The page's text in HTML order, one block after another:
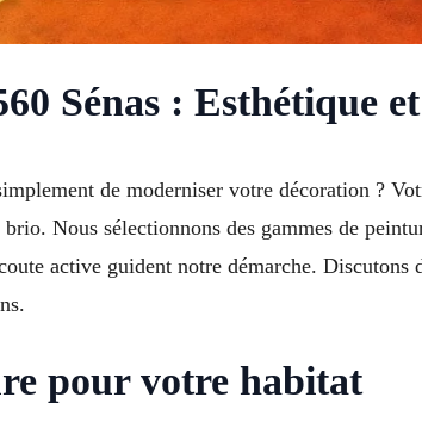
Sénas : Esthétique
de moderniser votre décoration ?
Nous sélectionnons des gammes de
active guident notre démarche.
pour votre habitat